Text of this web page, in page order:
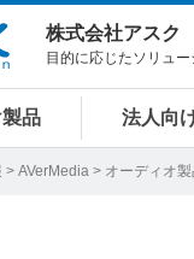
株式会社アスク
目的に応じたソリュ
品 法人向
> AVerMedia > オーディオ製